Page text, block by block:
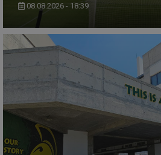
08.08.2026 - 18:39